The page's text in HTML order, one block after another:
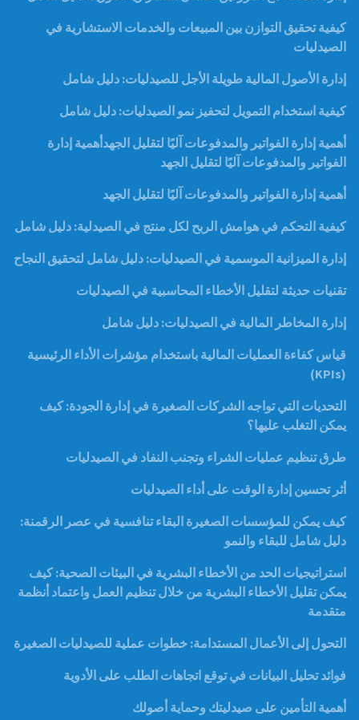
كيفية تحقيق التوازن بين المبيعات والخدمات الاستشارية في
الصيدليات
إدارة الأصول المالية طويلة الأجل للصيدليات: دليل شامل
كيفية استخدام التمويل لتحفيز نمو الصيدليات: دليل شامل
أهمية إدارة الفواتير والمدفوعات آليًا لتقليل الجهدأهمية إدارة
الفواتير والمدفوعات آليًا لتقليل الجهد
أهمية إدارة الفواتير والمدفوعات آليًا لتقليل الجهد
كيفية التحكم في هوامش الربح لكل منتج في الصيدلية: دليل شامل
إدارة الميزانية الموسمية في الصيدليات: دليل شامل لتحقيق النجاح
تقنيات حديثة لتقليل الأخطاء المحاسبية في الصيدليات
إدارة المخاطر المالية في الصيدليات: دليل شامل
قياس كفاءة العمليات المالية باستخدام مؤشرات الأداء الرئيسية
(KPIs)
التحديات التي تواجه الشركات الصغيرة في إدارة الجودة: كيف
يمكن التغلب عليها؟
طرق تنظيم عمليات الشراء وتجنب النفاد في الصيدليات
أثر تحسين إدارة الوقت على أداء الصيدليات
كيف يمكن للمؤسسات الصغيرة البقاء تنافسية في عصر الرقمنة:
دليل شامل للبقاء والنمو
استراتيجيات الحد من الأخطاء البشرية في البيئات الصحية: كيف
يمكن تقليل الأخطاء البشرية من خلال تنظيم العمل واعتماد أنظمة
متقدمة
التحول إلى الأعمال المستدامة: خطوات عملية للصيدليات الصغيرة
فوائد تحليل البيانات في توقع اتجاهات الطلب على الأدوية
أهمية التأمين على صيدليتك وحماية أصولك